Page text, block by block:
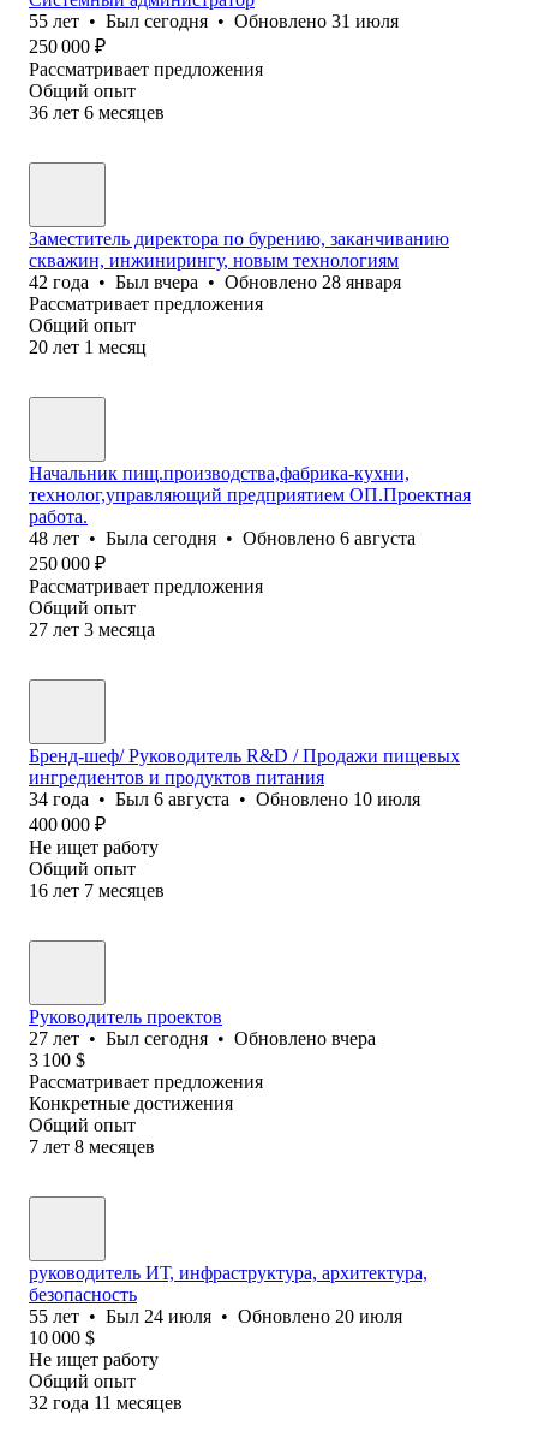
55 лет • Был сегодня • Обновлено 31 июля
250 000 ₽
Рассматривает предложения
Общий опыт
36 лет 6 месяцев
Заместитель директора по бурению, заканчиванию
скважин, инжинирингу, новым технологиям
42 года • Был вчера • Обновлено 28 января
Рассматривает предложения
Общий опыт
20 лет 1 месяц
Начальник пищ.производства,фабрика-кухни,
технолог,управляющий предприятием ОП.Проектная
работа.
48 лет • Была сегодня • Обновлено 6 августа
250 000 ₽
Рассматривает предложения
Общий опыт
27 лет 3 месяца
Бренд-шеф/ Руководитель R&D / Продажи пищевых
ингредиентов и продуктов питания
34 года • Был 6 августа • Обновлено 10 июля
400 000 ₽
Не ищет работу
Общий опыт
16 лет 7 месяцев
Руководитель проектов
27 лет • Был сегодня • Обновлено вчера
3 100 $
Рассматривает предложения
Конкретные достижения
Общий опыт
7 лет 8 месяцев
руководитель ИТ, инфраструктура, архитектура,
безопасность
55 лет • Был 24 июля • Обновлено 20 июля
10 000 $
Не ищет работу
Общий опыт
32 года 11 месяцев